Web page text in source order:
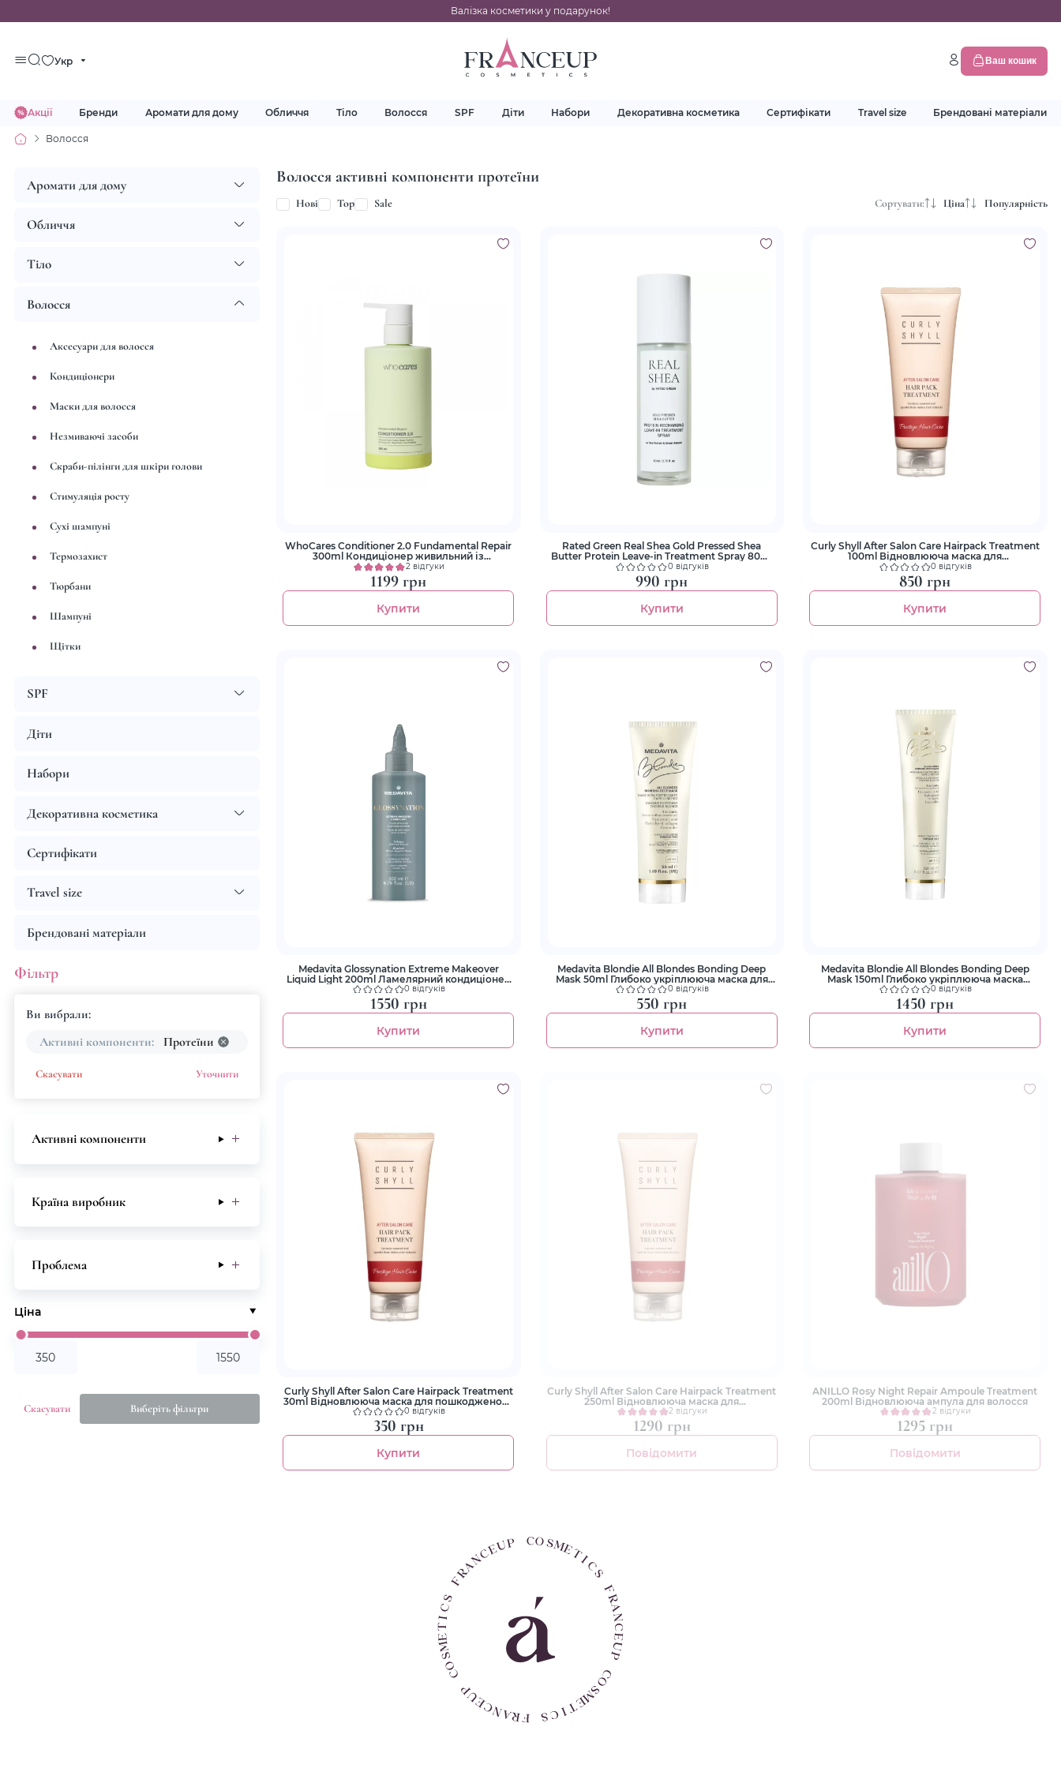
Валізка косметики у подарунок!
Укр Ваш кошик
Акції Бренди Аромати для дому Обличчя Тіло Волосся SPF Діти Набори Декоративна косметика Сертифікати Travel size Брендовані матеріали
Волосся
Волосся активні компоненти протеїни
Сортувати: Ціна Популярність
Нові Top Sale
WhoCares Conditioner 2.0 Fundamental Repair
300ml Кондиціонер живильний із
вдосконаленою формулою
2 відгуки
1199 грн
Купити
Rated Green Real Shea Gold Pressed Shea
Butter Protein Leave-in Treatment Spray 80ml
Спрей Термозахиcт
0 відгуків
990 грн
Купити
Curly Shyll After Salon Care Hairpack Treatment
100ml Відновлююча маска для
пошкодженого волосся
0 відгуків
850 грн
Купити
Medavita Glossynation Extreme Makeover
Liquid Light 200ml Ламелярний кондиціонер
«Рідке сяйво» з ефектом ламінування
волосся
0 відгуків
1550 грн
Купити
Medavita Blondie All Blondes Bonding Deep
Mask 50ml Глибоко укріплююча маска для
всіх типів білявого волосся
0 відгуків
550 грн
Купити
Medavita Blondie All Blondes Bonding Deep
Mask 150ml Глибоко укріплююча маска
длявсіх типів білявого волосся
0 відгуків
1450 грн
Купити
Curly Shyll After Salon Care Hairpack Treatment
30ml Відновлююча маска для пошкодженого
волосся0 відгуків
350 грн
Купити
Curly Shyll After Salon Care Hairpack Treatment
250ml Відновлююча маска для
пошкодженого волосся
2 відгуки
1290 грн
Повідомити
ANILLO Rosy Night Repair Ampoule Treatment
200ml Відновлююча ампула для волосся
2 відгуки
1295 грн
Повідомити
Аромати для дому
Обличчя
Тіло
Волосся
Аксесуари для волосся
Кондиціонери
Маски для волосся
Незмиваючі засоби
Скраби-пілінги для шкіри голови
Стимуляція росту
Сухі шампуні
Термозахист
Тюрбани
Шампуні
Щітки
SPF
Діти
Набори
Декоративна косметика
Сертифікати
Travel size
Брендовані матеріали
Фільтр
Ви вибрали:
Активні компоненти:
Протеїни
Скасувати Уточнити
Активні компоненти
Країна виробник
Проблема
Ціна
Скасувати Виберіть фільтри